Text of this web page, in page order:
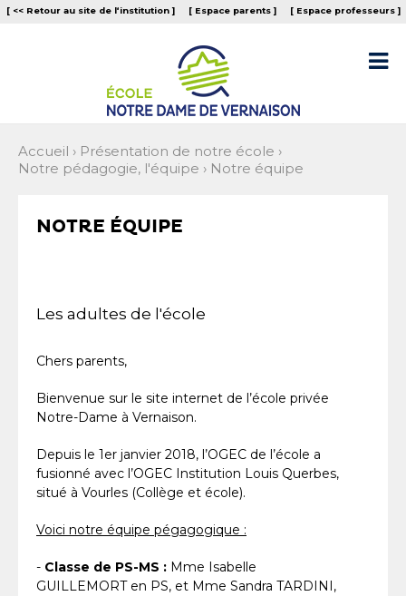
Aller
au
Outils
personnels
[ << Retour au site de l‘institution ] [ Espace parents ] [ Espace professeurs ]

Accueil › Présentation de notre école ›
Notre pédagogie, l'équipe › Notre équipe
NOTRE ÉQUIPE
Les adultes de l'école
Chers parents,
Bienvenue sur le site internet de l’école privée
Notre-Dame à Vernaison.
Depuis le 1er janvier 2018, l’OGEC de l’école a
fusionné avec l’OGEC Institution Louis Querbes,
situé à Vourles (Collège et école).
Voici notre équipe pégagogique :
- Classe de PS-MS : Mme Isabelle
GUILLEMORT en PS, et Mme Sandra TARDINI,